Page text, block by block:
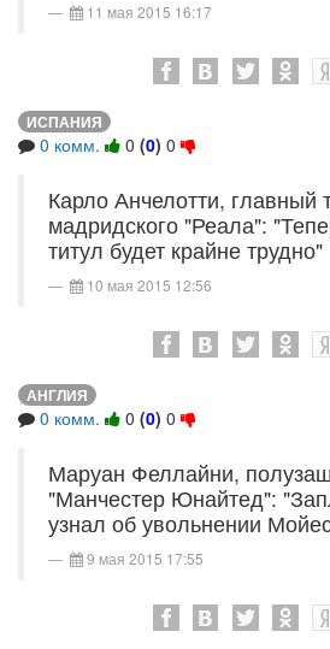
11 мая 2015 16:17
ИСПАНИЯ
0 комм. 0 (0) 0
Карло Анчелотти, главный
мадридского "Реала":
титул будет крайне трудно"
10 мая 2015 12:56
АНГЛИЯ
0 комм. 0 (0) 0
Маруан Феллайни,
"Манчестер Юнайтед":
узнал об увольнении
9 мая 2015 17:55